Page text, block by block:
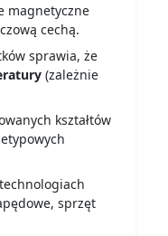
magnetyczne
cechą.
sprawia, że
(zależnie
kształtów
sprzęt